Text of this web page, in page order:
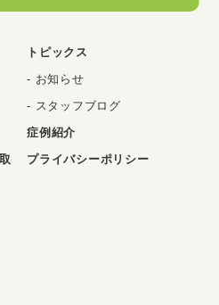
トピックス
お知らせ
スタッフブログ
症例紹介
プライバシーポリシー